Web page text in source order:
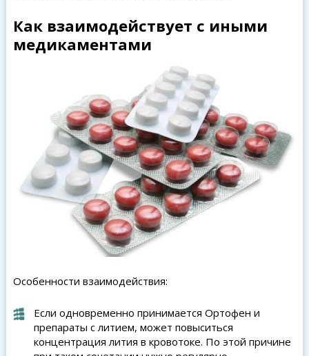
Как взаимодействует с иными
медикаментами
Особенности взаимодействия:
Если одновременно принимается Ортофен и
препараты с литием, может повыситься
концентрация лития в кровотоке. По этой причине